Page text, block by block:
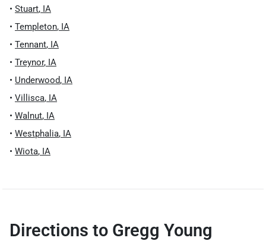
• Stuart, IA
• Templeton, IA
• Tennant, IA
• Treynor, IA
• Underwood, IA
• Villisca, IA
• Walnut, IA
• Westphalia, IA
• Wiota, IA
Directions to Gregg Young